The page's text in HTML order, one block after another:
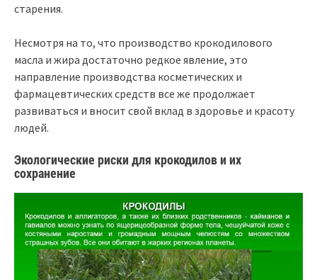
старения.
Несмотря на то, что производство крокодилового
масла и жира достаточно редкое явление, это
направление производства косметических и
фармацевтических средств все же продолжает
развиваться и вносит свой вклад в здоровье и красоту
людей.
Экологические риски для крокодилов и их
сохранение